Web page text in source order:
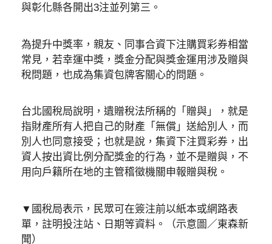
與彰化縣各開出3注並列第三。
為提升中獎率，親友、同事合資下注購買彩券相當
常見，若幸運中獎，獎金分配與獎金運用涉及贈與
稅問題，也成為集資包牌客關心的問題。
台北國稅局說明，遺贈稅法所稱的「贈與」，就是
指財產所有人把自己的財產「無償」送給別人，而
別人也同意接受；也就是說，集資下注買彩券，出
資人按出資比例分配獎金的行為，並不是贈與，不
用向戶籍所在地的主管稽徵機關申報贈與稅。
▼國稅局表示，民眾可在簽注前以紙本或網路表
單，註明投注站、日期等資料。（示意圖／東森新
聞）